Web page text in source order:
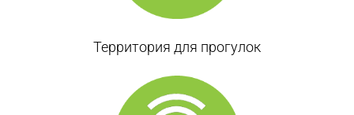
Территория для прогулок